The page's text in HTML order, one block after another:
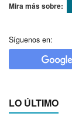
Mira más sobre:
Síguenos en:
LO ÚLTIMO